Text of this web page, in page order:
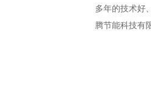
多年的技术好
腾节能科技有